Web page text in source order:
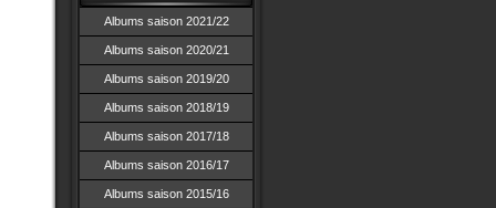
Albums saison 2021/22
Albums saison 2020/21
Albums saison 2019/20
Albums saison 2018/19
Albums saison 2017/18
Albums saison 2016/17
Albums saison 2015/16